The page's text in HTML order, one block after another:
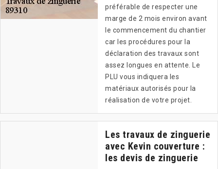
préférable de respecter une
marge de 2 mois environ avant
le commencement du chantier
car les procédures pour la
déclaration des travaux sont
assez longues en attente. Le
PLU vous indiquera les
matériaux autorisés pour la
réalisation de votre projet.
Les travaux de zinguerie
avec Kevin couverture :
les devis de zinguerie